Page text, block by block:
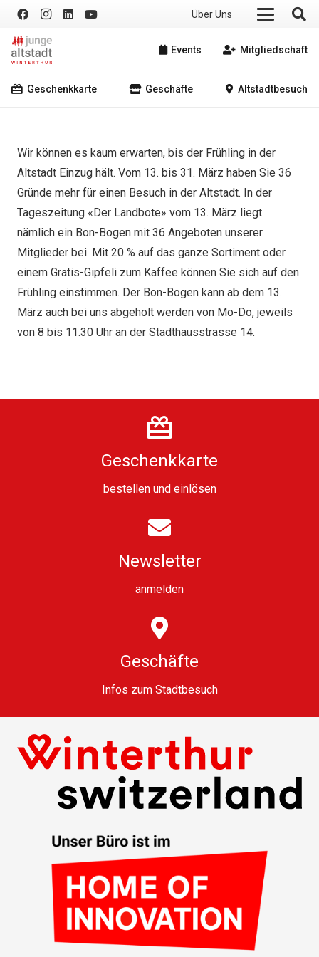
Über Uns
Events Mitgliedschaft
Geschenkkarte Geschäfte Altstadtbesuch
Wir können es kaum erwarten, bis der Frühling in der
Altstadt Einzug hält. Vom 13. bis 31. März haben Sie 36
Gründe mehr für einen Besuch in der Altstadt. In der
Tageszeitung «Der Landbote» vom 13. März liegt
nämlich ein Bon-Bogen mit 36 Angeboten unserer
Mitglieder bei. Mit 20 % auf das ganze Sortiment oder
einem Gratis-Gipfeli zum Kaffee können Sie sich auf den
Frühling einstimmen. Der Bon-Bogen kann ab dem 13.
März auch bei uns abgeholt werden von Mo-Do, jeweils
von 8 bis 11.30 Uhr an der Stadthausstrasse 14.
Geschenkkarte
bestellenund einlösen
Newsletter
anmelden
Geschäfte
Infos zum Stadtbesuch